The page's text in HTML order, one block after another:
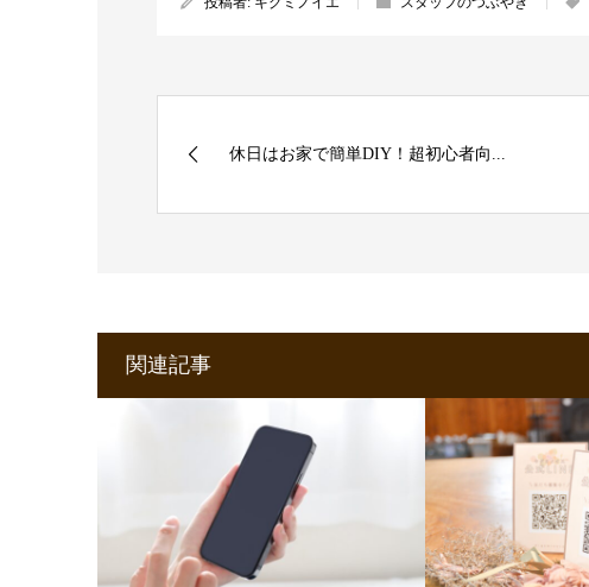
休日はお家で簡単DIY！超初心者向...
関連記事